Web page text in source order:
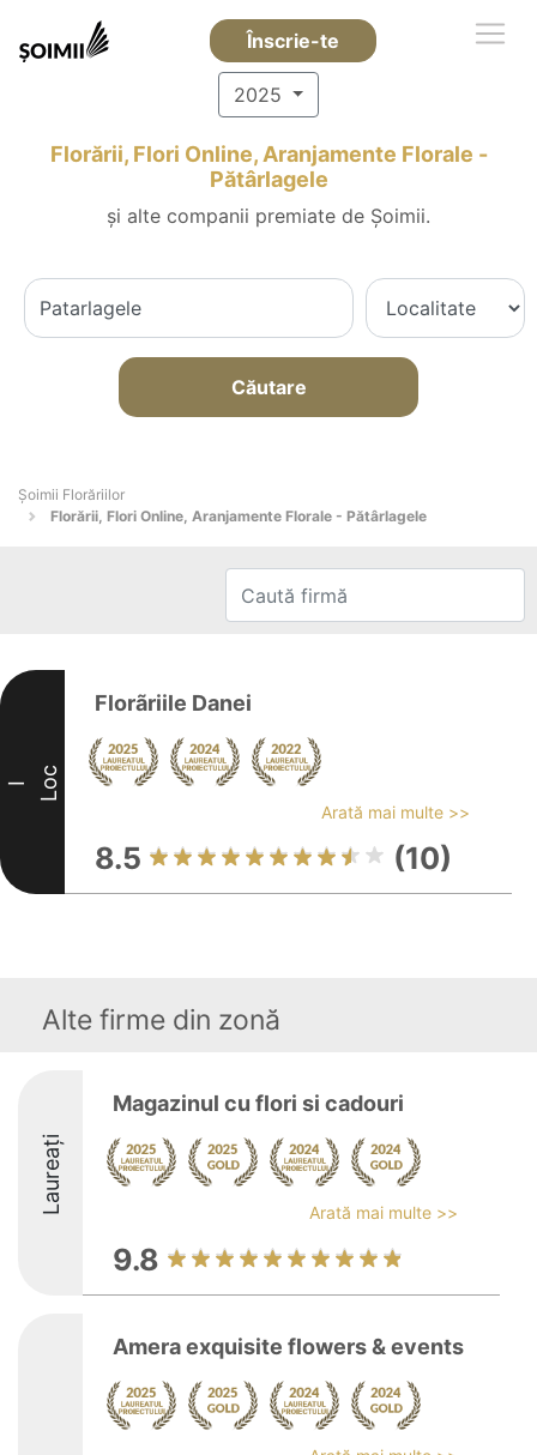
Înscrie-te
2025
Florării, Flori Online, Aranjamente Florale -
Pătârlagele
și alte companii premiate de Șoimii.
Căutare
Șoimii Florăriilor
Florării, Flori Online, Aranjamente Florale - Pătârlagele
I Loc
Florãriile Danei
Arată mai multe >>
8.5 (10)
Alte firme din zonă
Laureați
Magazinul cu flori si cadouri
Arată mai multe >>
9.8
Amera exquisite flowers & events